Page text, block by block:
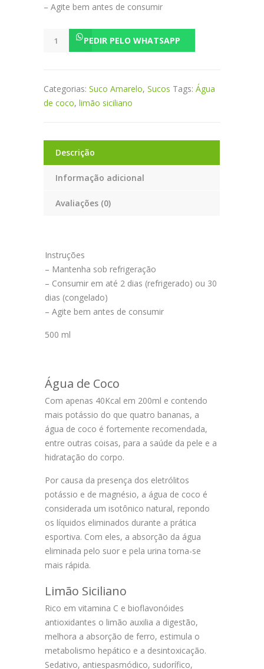
– Agite bem antes de consumir
PEDIR PELO WHATSAPP
Categorias: Suco Amarelo, Sucos Tags: Água
de coco, limão siciliano
Descrição
Informação adicional
Avaliações (0)
Instruções
– Mantenha sob refrigeração
– Consumir em até 2 dias (refrigerado) ou 30
dias (congelado)
– Agite bem antes de consumir
500 ml
Água de Coco
Com apenas 40Kcal em 200ml e contendo
mais potássio do que quatro bananas, a
água de coco é fortemente recomendada,
entre outras coisas, para a saúde da pele e a
hidratação do corpo.
Por causa da presença dos eletrólitos
potássio e de magnésio, a água de coco é
considerada um isotônico natural, repondo
os líquidos eliminados durante a prática
esportiva. Com eles, a absorção da água
eliminada pelo suor e pela urina torna-se
mais rápida.
Limão Siciliano
Rico em vitamina C e bioflavonóides
antioxidantes o limão auxilia a digestão,
melhora a absorção de ferro, estimula o
metabolismo hepático e a desintoxicação.
Sedativo, antiespasmódico, sudorífico,